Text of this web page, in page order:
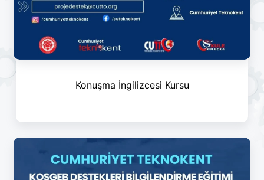
Konuşma İngilizcesi Kursu